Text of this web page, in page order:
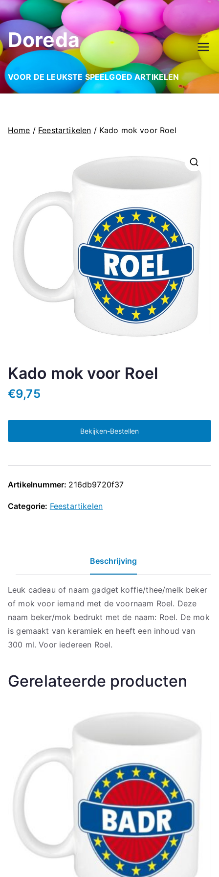
Ga
naar
de
inhoud
Doreda
VOOR DE LEUKSTE SPEELGOED ARTIKELEN
Home / Feestartikelen / Kado mok voor Roel
Kado mok voor Roel
€9,75
Bekijken-Bestellen
Artikelnummer: 216db9720f37
Categorie: Feestartikelen
Beschrijving
Leuk cadeau of naam gadget koffie/thee/melk beker
of mok voor iemand met de voornaam Roel. Deze
naam beker/mok bedrukt met de naam: Roel. De mok
is gemaakt van keramiek en heeft een inhoud van
300 ml. Voor iedereen Roel.
Gerelateerde producten